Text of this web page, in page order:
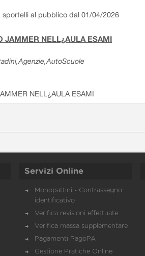
sportelli al pubblico dal 01/04/2026
JAMMER NELL¿AULA ESAMI
NELL¿AULA ESAMI
Servizi Online
Monopattini - Contrassegno
identificativo
Verifica revisioni effettuate
Verifica massa supplementare
Pagamenti PagoPA
Gestione Pratiche Online